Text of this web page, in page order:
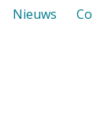
Nieuws